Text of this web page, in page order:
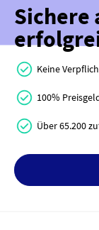
Sichere
Keine
100%
Über 65.200